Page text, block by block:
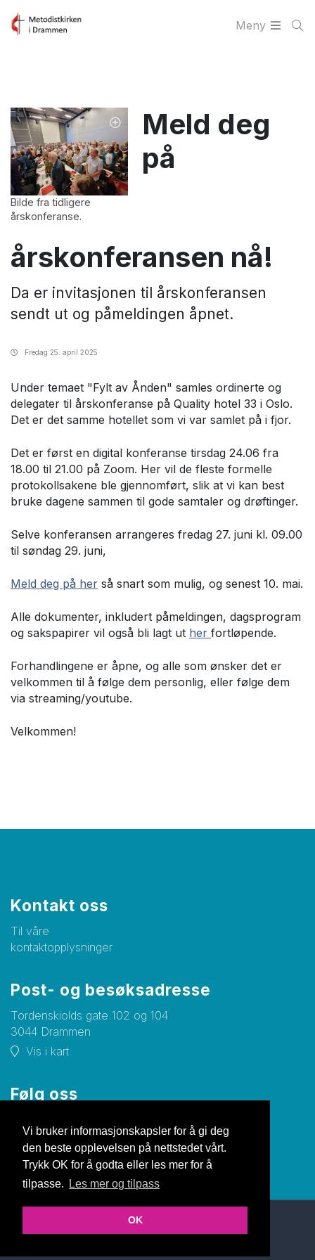
Vi bruker informasjonskapsler for å gi deg
den beste opplevelsen på nettstedet vårt.
Trykk OK for å godta eller les mer for å
tilpasse.
Les mer og tilpass
OK
Meny
Bilde fra tidligere
årskonferanse.
Meld deg
på
årskonferansen nå!
Da er invitasjonen til årskonferansen
sendt ut og påmeldingen åpnet.
Fredag 25. april 2025
Under temaet "Fylt av Ånden" samles ordinerte og
delegater til årskonferanse på Quality hotel 33 i Oslo.
Det er det samme hotellet som vi var samlet på i fjor.
Det er først en digital konferanse tirsdag 24.06 fra
18.00 til 21.00 på Zoom. Her vil de fleste formelle
protokollsakene ble gjennomført, slik at vi kan best
bruke dagene sammen til gode samtaler og drøftinger.
Selve konferansen arrangeres fredag 27. juni kl. 09.00
til søndag 29. juni,
Meld deg på her så snart som mulig, og senest 10. mai.
Alle dokumenter, inkludert påmeldingen, dagsprogram
og sakspapirer vil også bli lagt ut her fortløpende.
Forhandlingene er åpne, og alle som ønsker det er
velkommen til å følge dem personlig, eller følge dem
via streaming/youtube.
Velkommen!
Kontakt oss
Til våre
kontaktopplysninger
Post- og besøksadresse
Tordenskiolds gate 102 og 104
3044 Drammen
Vis i kart
Følg oss